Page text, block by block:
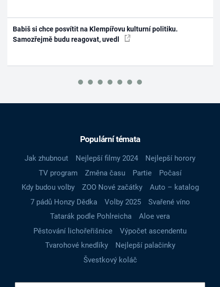
Babiš si chce posvítit na Klempířovu kulturní politiku.
Samozřejmě budu reagovat, uvedl
Populární témata
Jak zhubnout Nejlepší filmy 2024
Nejlepší horory
TV program
Změna času Partie
Počasí
Kdy budou volby
ZOO Nové začátky
Auto – katalog
7 pádů Honzy Dědka
Volby 2025
Svařené víno
Tatarák podle Pohlreicha
Aloe vera
Pěstování lichořeřišnice
Výpočet ascendentu
Tvarohové knedlíky
Nejlepší palačinky
Švestkový koláč